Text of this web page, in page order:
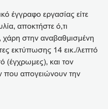
έγγραφο εργασίας είτε
αποκτήστε ό,τι
χάρη στην αναβαθμισμένη
εκτύπωσης 14 εικ./λεπτό
(έγχρωμες), και τον
που απογειώνουν την